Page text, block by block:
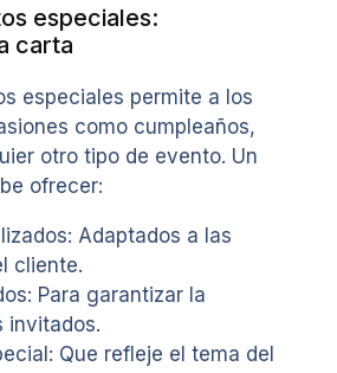
especiales:
carta
especiales permite a los
como cumpleaños,
otro tipo de evento. Un
ofrecer:
Adaptados a las
cliente.
Para garantizar la
invitados.
Que refleje el tema del